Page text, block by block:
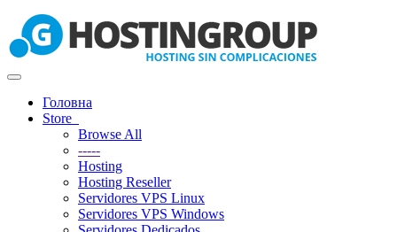
Toggle
navigationГоловна
Store
Browse All
-----
Hosting
Hosting Reseller
Servidores VPS Linux
Servidores VPS Windows